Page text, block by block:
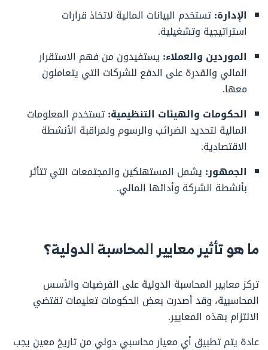
الإدارة: تستخدم البيانات المالية لاتخاذ قرارات
استراتيجية وتشغيلية.
الموردين والعملاء: يستفيدون من فهم الاستقرار
المالي والقدرة على الدفع للشركات التي يتعاملون
معها.
الحكومات والهيئات التنظيمية: تستخدم المعلومات
المالية لتحديد الضرائب والرسوم ولمراقبة الأنشطة
الاقتصادية.
الجمهور: يشمل المستهلكين والمجتمعات التي تتأثر
بأنشطة الشركة وأدائها المالي.
ما هو تأثير معايير المحاسبة الدولية؟
تركز معايير المحاسبة الدولية على الفرضيات والأسس
المحاسبية، وقد أصدرت بعض الحكومات تعليمات تقتضي
الالتزام بهذه المعايير.
عادة يتم تطبيق أي معيار محاسبي دولي من تاريخ معين يجب